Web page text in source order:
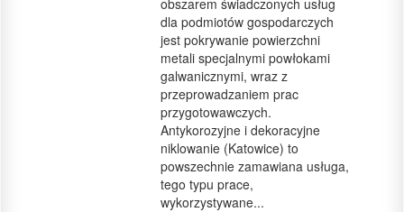
obszarem świadczonych usług
dla podmiotów gospodarczych
jest pokrywanie powierzchni
metali specjalnymi powłokami
galwanicznymi, wraz z
przeprowadzaniem prac
przygotowawczych.
Antykorozyjne i dekoracyjne
niklowanie (Katowice) to
powszechnie zamawiana usługa,
tego typu prace,
wykorzystywane...